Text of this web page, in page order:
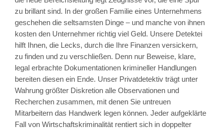
zu brillant sind. In der großen Familie eines Unternehmens
geschehen die seltsamsten Dinge – und manche von ihnen
kosten den Unternehmer richtig viel Geld. Unsere Detektei
hilft Ihnen, die Lecks, durch die Ihre Finanzen versickern,
zu finden und zu verschließen. Denn nur Beweise, klare,
legal erbrachte Dokumentationen krimineller Handlungen
bereiten diesen ein Ende. Unser Privatdetektiv trägt unter
Wahrung größter Diskretion alle Observationen und
Recherchen zusammen, mit denen Sie untreuen
Mitarbeitern das Handwerk legen können. Jeder aufgeklärte
Fall von Wirtschaftskriminalität rentiert sich in doppelter